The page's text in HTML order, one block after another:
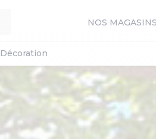
NOS MAGASINS
Décoration